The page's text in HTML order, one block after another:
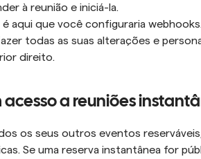
à reunião e iniciá-la.
é aqui que você configuraria webhooks.
todas as suas alterações e
direito.
a reuniões
os seus outros eventos
Se uma reserva instantânea for